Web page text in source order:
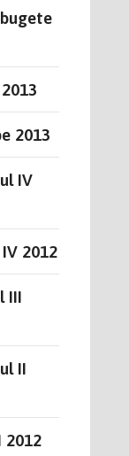
2013
IV
2012
III
II
2012